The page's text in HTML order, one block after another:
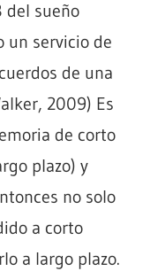
del sueño
un servicio de
de una
2009) Es
de corto
plazo) y
no solo
a corto
a largo plazo.